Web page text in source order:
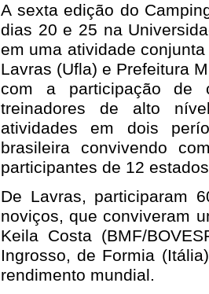
A sexta edição do
dias 20 e 25 na
em uma atividade
Lavras (Ufla) e Prefeitura
com a participação de
treinadores de alto
atividades em dois
brasileira convivendo
participantes de 12
De Lavras, participaram
noviços, que conviveram
Keila Costa (BMF/
Ingrosso, de Formia
rendimento mundial.